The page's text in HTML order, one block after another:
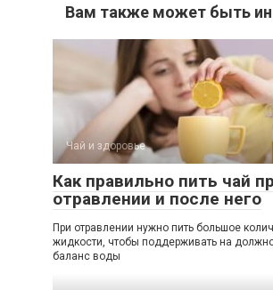
Вам также может быть
Чай и здоровье
Как правильно пить чай
отравлении и после него
При отравлении нужно пить большое
жидкости, чтобы поддерживать на
баланс воды